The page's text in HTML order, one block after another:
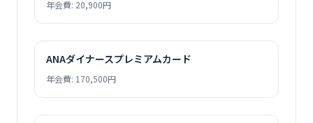
年会費: 20,900円
ANAダイナースプレミアムカード
年会費: 170,500円